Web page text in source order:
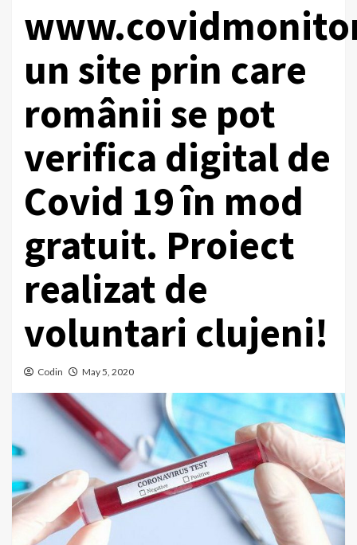
un site prin care
românii se pot
verifica digital de
Covid 19 în mod
gratuit. Proiect
realizat de
voluntari clujeni!
Codin May 5, 2020